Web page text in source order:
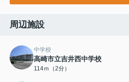
周辺施設
中学校
高崎市立吉井西中学校
114ｍ（2分）